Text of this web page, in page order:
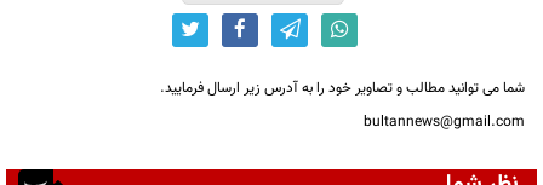
شما می توانید مطالب و تصاویر خود را به آدرس زیر ارسال فرمایید.
bultannews@gmail.com